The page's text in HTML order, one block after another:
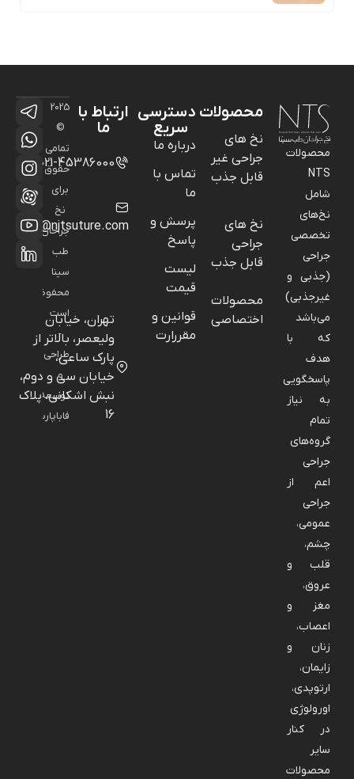
محصولات
NTS
شامل
نخ‌های
تخصصی
جراحی
(جذبی و
غیرجذبی)
می‌باشد
که با
هدف
پاسخگویی
به نیاز
تمام
گروه‌های
جراحی
اعم از
جراحی
عمومی،
چشم،
قلب و
عروق،
مغز و
اعصاب،
زنان و
زایمان،
ارتوپدی،
اورولوژی
در کنار
سایر
محصولات
محصولات
نخ های
جراحی غیر
قابل جذب
نخ های
جراحی
قابل جذب
محصولات
اختصاصی
دسترسی
سریع
درباره ما
تماس با
ما
پرسش و
پاسخ
لیست
قیمت
قوانین و
مقررارت
ارتباط با
ما
021-45386000
info@njtsuture.com
تهران، خیابان
ولیعصر، بالاتر از
پارک ساعی،
خیابان سی و دوم،
نبش اشکانی، پلاک
16
2025
©
تمامی
حقوق
برای
نخ
جراحان
طب
سینا
محفوظ
است
-
طراحی
و
توسعه:
فاباپارس